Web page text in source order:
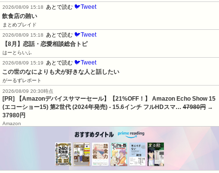
2026/08/09 15:18
あとで読む 🐦Tweet
飲食店の賄い
まとめブレイド
2026/08/09 15:18
あとで読む 🐦Tweet
【8月】恋話・恋愛相談総合トピ
はーとらいふ
2026/08/09 15:19
あとで読む 🐦Tweet
この世のなによりも犬が好きな人と話したい
がーるずレポート
2026/08/09 20:30時点
[PR] 【Amazonデバイスサマーセール】【21%OFF！】 Amazon Echo Show 15
(エコーショー15) 第2世代 (2024年発売) - 15.6インチ フルHDスマ… 47980円 →
37980円
Amazon